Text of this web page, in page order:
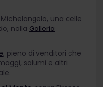
una delle
nella Galleria
, pieno di venditori che
salumi e altri